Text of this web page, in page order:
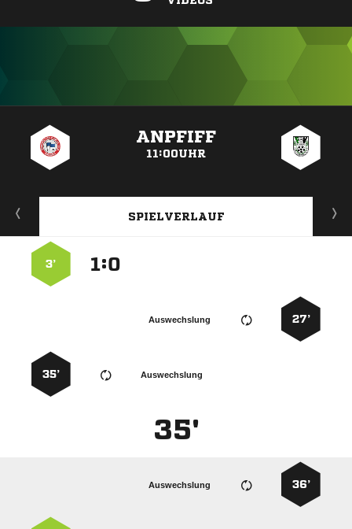
ANPFIFF
11:00UHR
SPIELVERLAUF
:
3’
27’
Auswechslung
Auswechslung
35’
35'
36’
Auswechslung